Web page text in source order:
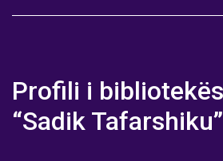
Profili i
“Sadik